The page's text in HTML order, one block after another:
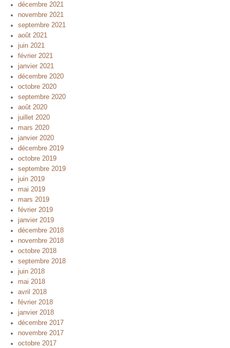
décembre 2021
novembre 2021
septembre 2021
août 2021
juin 2021
février 2021
janvier 2021
décembre 2020
octobre 2020
septembre 2020
août 2020
juillet 2020
mars 2020
janvier 2020
décembre 2019
octobre 2019
septembre 2019
juin 2019
mai 2019
mars 2019
février 2019
janvier 2019
décembre 2018
novembre 2018
octobre 2018
septembre 2018
juin 2018
mai 2018
avril 2018
février 2018
janvier 2018
décembre 2017
novembre 2017
octobre 2017